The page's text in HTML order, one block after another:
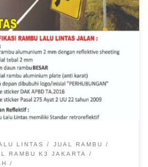
Rambu Lalu Lintas, Pabrik Jual
Jual Rambu Jakarta Timur
Aturan untuk Meningkatkan
Lintas Rambu Larangan –
transportasi yang tertib dan
lintas memiliki peran yang sangat
LINTAS
JUAL RAMBU
RAMBU K3 JAKARTA